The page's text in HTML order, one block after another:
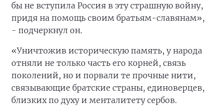
бы не вступила Россия в эту страшную войну,
придя на помощь своим братьям-славянам»,
- подчеркнул он.
«Уничтожив историческую память, у народа
отняли не только часть его корней, связь
поколений, но и порвали те прочные нити,
связывающие братские страны, единоверцев,
близких по духу и менталитету сербов.